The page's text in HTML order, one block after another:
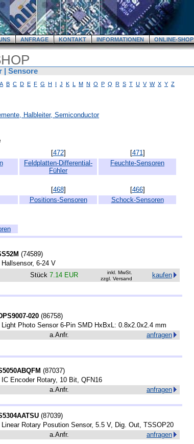
ANFRAGE KONTAKT INFORMATIONEN ONLINE-SHOP
| Sensore
A B C D E F G H I J K L M N O P Q R S T U V W X Y Z
Halbleiter, Semiconductor
[472] [471]
Feldplatten-Differential-
Fühler
Feuchte-Sensoren
[468] [466]
Positions-Sensoren Schock-Sensoren
(74589)
Hallsensor, 6-24 V
Stück 7.14 EUR
inkl. MwSt.
zzgl. Versand
kaufen
020 (86758)
Light Photo Sensor 6-Pin SMD HxBxL: 0.8x2.0x2.4 mm
a.Anfr.
anfragen
(87037)
IC Encoder Rotary, 10 Bit, QFN16
a.Anfr.
anfragen
(87039)
Linear Rotary Posution Sensor, 5.5 V, Dig. Out, TSSOP20
a.Anfr.
anfragen